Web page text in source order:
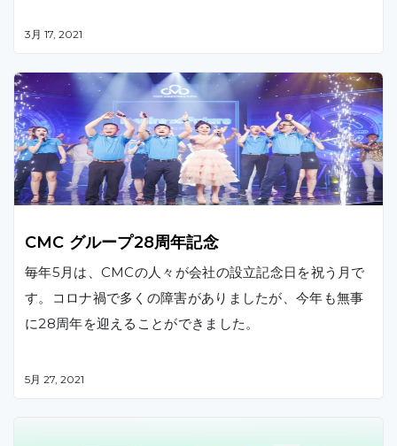
3月 17, 2021
CMC グループ28周年記念
毎年5月は、CMCの人々が会社の設立記念日を祝う月で
す。コロナ禍で多くの障害がありましたが、今年も無事
に28周年を迎えることができました。
5月 27, 2021